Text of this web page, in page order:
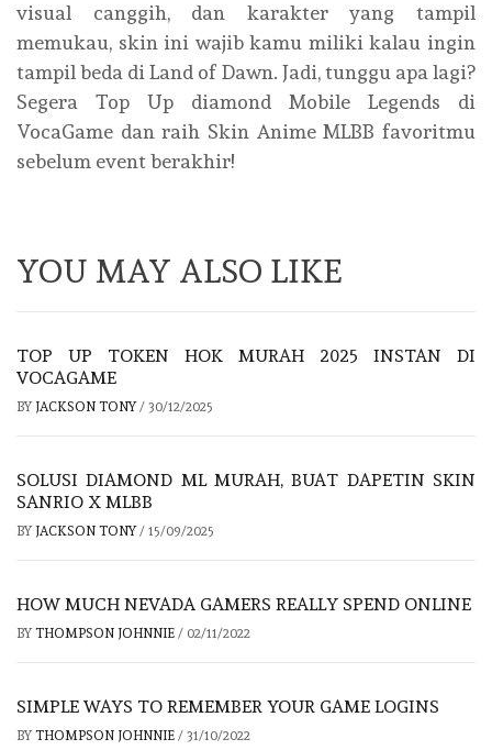
visual canggih, dan karakter yang tampil
memukau, skin ini wajib kamu miliki kalau ingin
tampil beda di Land of Dawn. Jadi, tunggu apa lagi?
Segera Top Up diamond Mobile Legends di
VocaGame dan raih Skin Anime MLBB favoritmu
sebelum event berakhir!
YOU MAY ALSO LIKE
TOP UP TOKEN HOK MURAH 2025 INSTAN DI
VOCAGAME
BY JACKSON TONY/ 30/12/2025
SOLUSI DIAMOND ML MURAH, BUAT DAPETIN SKIN
SANRIO X MLBB
BY JACKSON TONY/ 15/09/2025
HOW MUCH NEVADA GAMERS REALLY SPEND ONLINE
BY THOMPSON JOHNNIE / 02/11/2022
SIMPLE WAYS TO REMEMBER YOUR GAME LOGINS
BY THOMPSON JOHNNIE / 31/10/2022